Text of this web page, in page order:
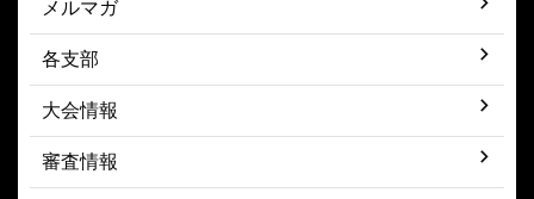
メルマガ
各支部
大会情報
審査情報